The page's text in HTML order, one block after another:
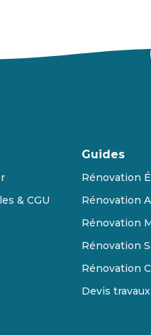
& CGU
Guides
Rénovation
Rénovation
Rénovation
Rénovation
Rénovation
Devis travaux